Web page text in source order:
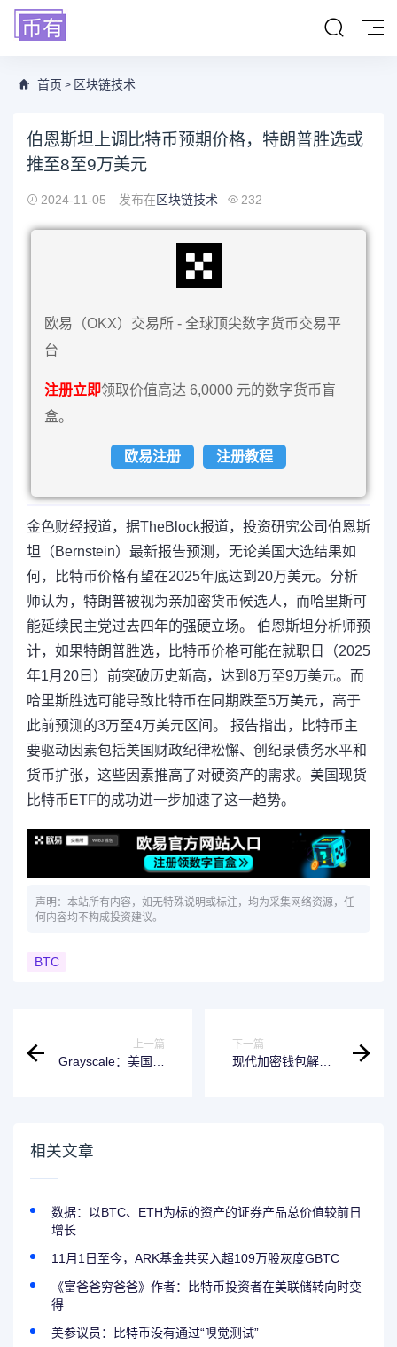
首页 > 区块链技术
伯恩斯坦上调比特币预期价格，特朗普胜选或
推至8至9万美元
2024-11-05 发布在区块链技术 232
欧易（OKX）交易所 - 全球顶尖数字货币交易平
台
注册立即领取价值高达 6,0000 元的数字货币盲
盒。
欧易注册 注册教程
金色财经报道，据TheBlock报道，投资研究公司伯恩斯
坦（Bernstein）最新报告预测，无论美国大选结果如
何，比特币价格有望在2025年底达到20万美元。分析
师认为，特朗普被视为亲加密货币候选人，而哈里斯可
能延续民主党过去四年的强硬立场。 伯恩斯坦分析师预
计，如果特朗普胜选，比特币价格可能在就职日（2025
年1月20日）前突破历史新高，达到8万至9万美元。而
哈里斯胜选可能导致比特币在同期跌至5万美元，高于
此前预测的3万至4万美元区间。 报告指出，比特币主
要驱动因素包括美国财政纪律松懈、创纪录债务水平和
货币扩张，这些因素推高了对硬资产的需求。美国现货
比特币ETF的成功进一步加速了这一趋势。
声明：本站所有内容，如无特殊说明或标注，均为采集网络资源，任
何内容均不构成投资建议。
BTC
上一篇
Grayscale：美国大
下一篇
现代加密钱包解决
相关文章
数据：以BTC、ETH为标的资产的证券产品总价值较前日
增长
11月1日至今，ARK基金共买入超109万股灰度GBTC
《富爸爸穷爸爸》作者：比特币投资者在美联储转向时变
得
美参议员：比特币没有通过“嗅觉测试”